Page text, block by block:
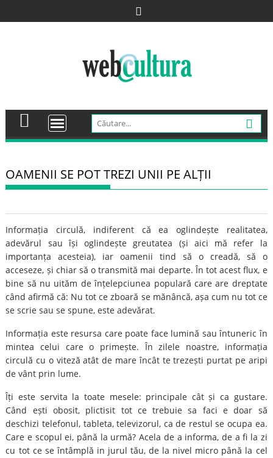
to
OAMENII SE POT TREZI UNII PE ALȚII
Informația circulă, indiferent că ea oglindește realitatea,
adevărul sau își oglindește greutatea (și aici mă refer la
importanța acesteia), iar oamenii tind să o creadă, să o
acceseze, și chiar să o transmită mai departe. În tot acest flux, e
bine să nu uităm de înțelepciunea populară care are dreptate
când afirmă că: Nu tot ce zboară se mănâncă, așa cum nu tot ce
se scrie sau se spune, este adevărat.
Informația este resursa care poate face lumină sau întuneric în
mintea celui care o primește. În zilele noastre, informația
circulă cu o viteză atât de mare încât te trezești purtat pe aripi
de vânt prin lume.
Îți este servita la toate mesele: principale cât și ca gustare.
Când ești obosit, plictisit tot ce trebuie sa faci e doar să
deschizi telefonul, tableta, televizorul, ca de restul se ocupa ea.
Care e scopul ei, până la urmă? Acela de a informa, de a fi la zi
cu tot ce se întâmplă in jurul tău, de la nivel micro până la cel